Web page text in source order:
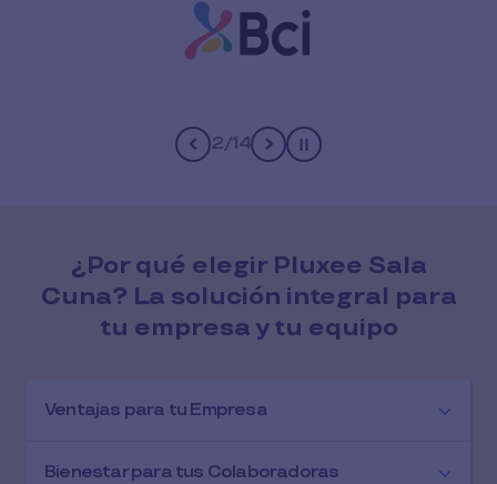
2/14
¿Por qué elegir Pluxee Sala
Cuna? La solución integral para
tu empresa y tu equipo
Ventajas para tu Empresa
Bienestar para tus Colaboradoras